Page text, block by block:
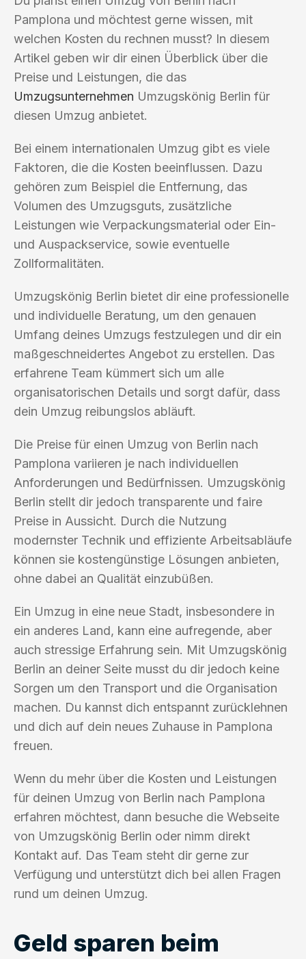
Pamplona und möchtest gerne wissen, mit
welchen Kosten du rechnen musst? In diesem
Artikel geben wir dir einen Überblick über die
Preise und Leistungen, die das
Umzugsunternehmen Umzugskönig Berlin für
diesen Umzug anbietet.
Bei einem internationalen Umzug gibt es viele
Faktoren, die die Kosten beeinflussen. Dazu
gehören zum Beispiel die Entfernung, das
Volumen des Umzugsguts, zusätzliche
Leistungen wie Verpackungsmaterial oder Ein-
und Auspackservice, sowie eventuelle
Zollformalitäten.
Umzugskönig Berlin bietet dir eine professionelle
und individuelle Beratung, um den genauen
Umfang deines Umzugs festzulegen und dir ein
maßgeschneidertes Angebot zu erstellen. Das
erfahrene Team kümmert sich um alle
organisatorischen Details und sorgt dafür, dass
dein Umzug reibungslos abläuft.
Die Preise für einen Umzug von Berlin nach
Pamplona variieren je nach individuellen
Anforderungen und Bedürfnissen. Umzugskönig
Berlin stellt dir jedoch transparente und faire
Preise in Aussicht. Durch die Nutzung
modernster Technik und effiziente Arbeitsabläufe
können sie kostengünstige Lösungen anbieten,
ohne dabei an Qualität einzubüßen.
Ein Umzug in eine neue Stadt, insbesondere in
ein anderes Land, kann eine aufregende, aber
auch stressige Erfahrung sein. Mit Umzugskönig
Berlin an deiner Seite musst du dir jedoch keine
Sorgen um den Transport und die Organisation
machen. Du kannst dich entspannt zurücklehnen
und dich auf dein neues Zuhause in Pamplona
freuen.
Wenn du mehr über die Kosten und Leistungen
für deinen Umzug von Berlin nach Pamplona
erfahren möchtest, dann besuche die Webseite
von Umzugskönig Berlin oder nimm direkt
Kontakt auf. Das Team steht dir gerne zur
Verfügung und unterstützt dich bei allen Fragen
rund um deinen Umzug.
Geld sparen beim